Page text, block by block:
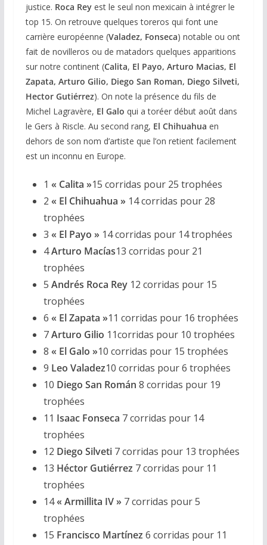
justice. Roca Reyest le seul non mexicain à intégrer le
top 15. On retrouve quelques toreros qui font une
carrière européenne (Valadez, Fonseca) notable ou ont
fait de novilleros ou de matadors quelques apparitions
sur notre continent (Calita, El Payo, Arturo Macias, El
Zapata, Arturo Gilio, Diego San Roman, Diego Silveti,
Hector Gutiérrez). On note la présence du fils de
Michel Lagravère, El Galo qui a toréer début août dans
le Gers à Riscle. Au second rang, El Chihuahua en
dehors de son nom d’artiste que l’on retient facilement
est un inconnu en Europe.
1 « Calita »15 corridas pour 25 trophées
2 « El Chihuahua » 14 corridas pour 28
trophées
3 « El Payo »14 corridas pour 14 trophées
4Arturo Macías13 corridas pour 21
trophées
5 Andrés Roca Rey12 corridas pour 15
trophées
6 « El Zapata »11 corridas pour 16 trophées
7Arturo Gilio 11corridas pour 10 trophées
8 « El Galo »10 corridas pour 15 trophées
9 Leo Valadez10 corridas pour 6 trophées
10 Diego San Román 8 corridas pour 19
trophées
11 Isaac Fonseca 7 corridas pour 14
trophées
12 Diego Silveti7 corridas pour 13 trophées
13 Héctor Gutiérrez 7 corridas pour 11
trophées
14« Armillita IV »7 corridas pour 5
trophées
15 Francisco Martínez 6 corridas pour 11